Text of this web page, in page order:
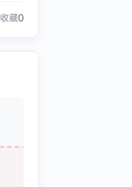
收藏0